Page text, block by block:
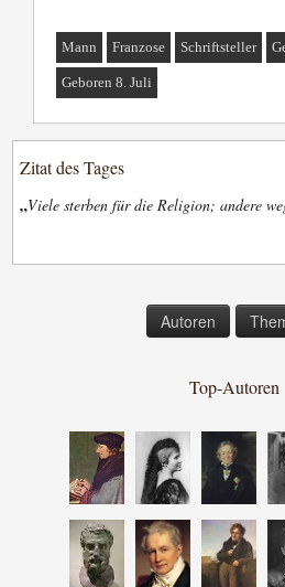
Mann Franzose Schriftsteller
Geboren 8. Juli
Zitat des Tages
„Viele sterben für die Religion; andere
Autoren
Top-Autoren